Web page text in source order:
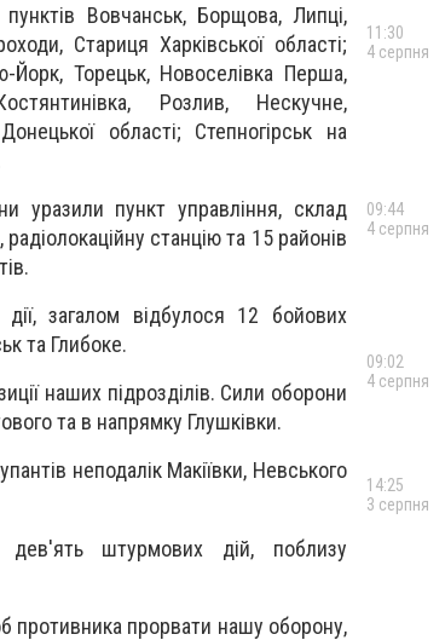
Вовчанськ, Борщова, Липці,
Стариця Харківської області;
Йорк, Торецьк, Новоселівка Перша,
Розлив, Нескучне,
області; Степногірськ на
уразили пункт управління, склад
станцію та 15 районів
загалом відбулося 12 бойових
та Глибоке.
наших підрозділів. Сили оборони
та в напрямку Глушківки.
неподалік Макіївки, Невського
штурмових дій, поблизу
противника прорвати нашу оборону,
11:30
4 серпня
09:44
4 серпня
09:02
4 серпня
14:25
3 серпня